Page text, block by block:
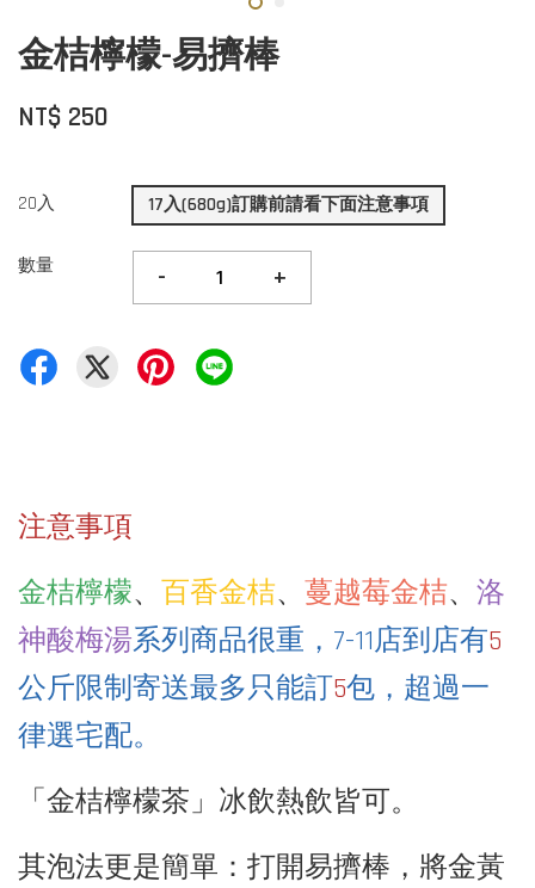
金桔檸檬-易擠棒
NT$ 250
20入 17入(680g)訂購前請看下面注意事項
數量 - +
注意事項
金桔檸檬、 百香金桔、 蔓越莓金桔、 洛
神酸梅湯系列商品很重，7-11店到店有5
公斤限制寄送最多只能訂5包，超過一
律選宅配。
「金桔檸檬茶」冰飲熱飲皆可。
其泡法更是簡單：打開易擠棒，將金黃